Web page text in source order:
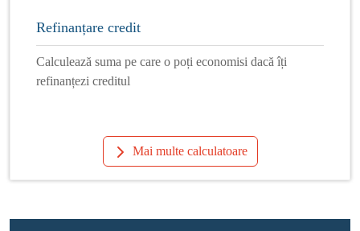
Refinanțare credit
Calculează suma pe care o poți economisi dacă îți
refinanțezi creditul
Mai multe calculatoare